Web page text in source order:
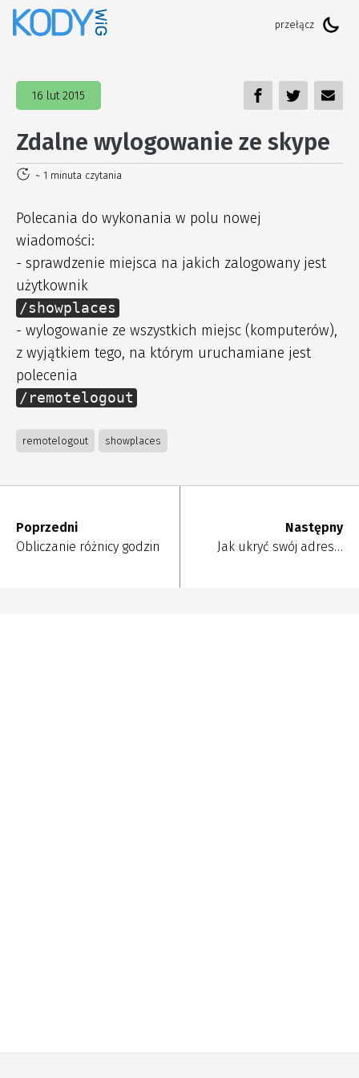
16 lut 2015
Zdalne wylogowanie ze skype
~ 1 minuta czytania
Polecania do wykonania w polu nowej
wiadomości:
- sprawdzenie miejsca na jakich zalogowany jest
użytkownik
/showplaces
- wylogowanie ze wszystkich miejsc (komputerów),
z wyjątkiem tego, na którym uruchamiane jest
polecenia
/remotelogout
remotelogout showplaces
Poprzedni
Obliczanie różnicy godzin
Następny
Jak ukryć swój adres…